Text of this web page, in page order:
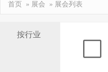
首页 » 展会 » 展会列表
按行业